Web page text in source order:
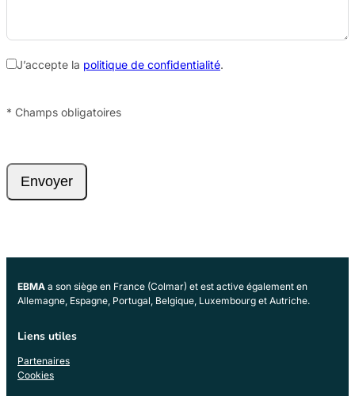
J’accepte la politique de confidentialité.
* Champs obligatoires
Envoyer
EBMA a son siège en France (Colmar) et est active également en
Allemagne, Espagne, Portugal, Belgique, Luxembourg et Autriche.
Liens utiles
Partenaires
Cookies